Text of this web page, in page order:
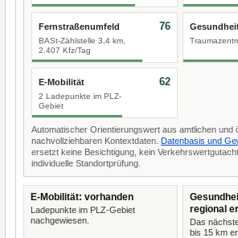
Fernstraßenumfeld
BASt-Zählstelle 3,4 km,
2.407 Kfz/Tag
76
E-Mobilität
2 Ladepunkte im PLZ-
Gebiet
62
Automatischer Orientierungswert aus amtlichen und
nachvollziehbaren Kontextdaten. Datenbasis und
ersetzt keine Besichtigung, kein
individuelle Standortprüfung.
E-Mobilität: vorhanden
Ladepunkte im PLZ-Gebiet
nachgewiesen.
regional
Das
bis 15 km